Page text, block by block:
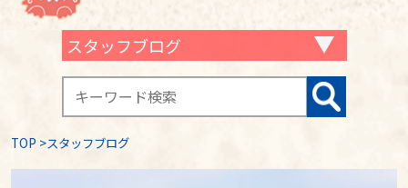
スタッフブログ
TOP >スタッフブログ